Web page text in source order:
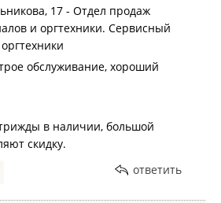
17 - Отдел продаж
и оргтехники. Сервисный
обслуживание, хороший
в наличии, большой
скидку.
ответить